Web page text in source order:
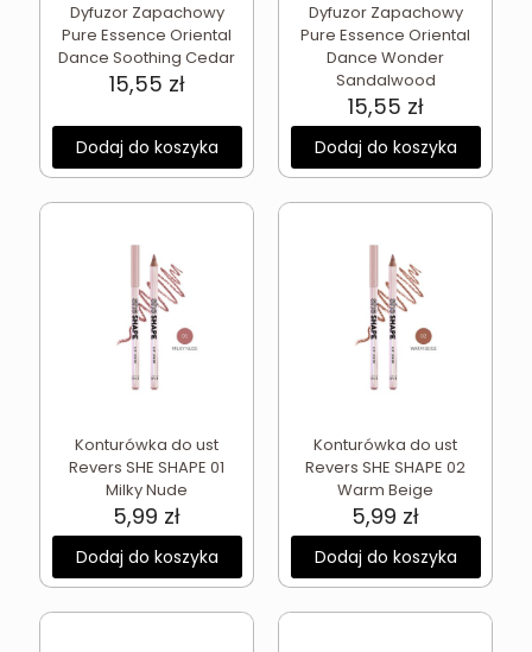
Dyfuzor Zapachowy
Pure Essence Oriental
Dance Soothing Cedar
15,55 zł
Dodaj do koszyka
Dyfuzor Zapachowy
Pure Essence Oriental
Dance Wonder
Sandalwood
15,55 zł
Dodaj do koszyka
Konturówka do ust
Revers SHE SHAPE 01
Milky Nude
5,99 zł
Dodaj do koszyka
Konturówka do ust
Revers SHE SHAPE 02
Warm Beige
5,99 zł
Dodaj do koszyka